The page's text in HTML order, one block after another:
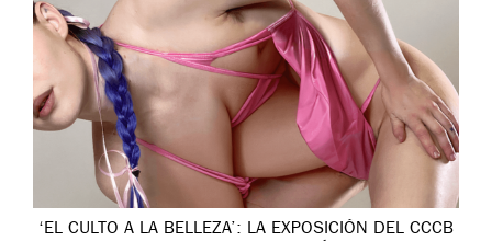
‘EL CULTO A LA BELLEZA’: LA EXPOSICIÓN DEL CCCB